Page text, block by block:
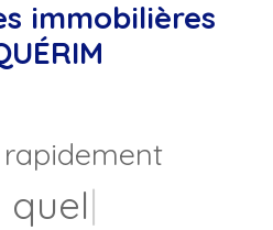
immobilières
rapidement
chiffre